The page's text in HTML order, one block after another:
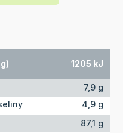
1205 kJ
7,9 g
4,9 g
87,1 g